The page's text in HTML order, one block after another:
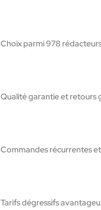
Choix parmi 978
Qualité garantie et retours
Commandes récurrentes
Tarifs dégressifs